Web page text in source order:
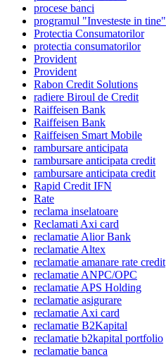
procese banci
programul "Investeste in tine"
Protectia Consumatorilor
protectia consumatorilor
Provident
Provident
Rabon Credit Solutions
radiere Biroul de Credit
Raiffeisen Bank
Raiffeisen Bank
Raiffeisen Smart Mobile
rambursare anticipata
rambursare anticipata credit
rambursare anticipata credit
Rapid Credit IFN
Rate
reclama inselatoare
Reclamati Axi card
reclamatie Alior Bank
reclamatie Altex
reclamatie amanare rate credit
reclamatie ANPC/OPC
reclamatie APS Holding
reclamatie asigurare
reclamatie Axi card
reclamatie B2Kapital
reclamatie b2kapital portfolio
reclamatie banca